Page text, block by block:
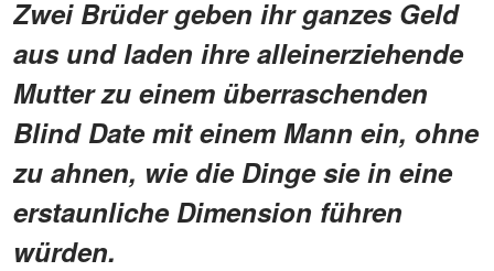
Zwei Brüder geben ihr ganzes Geld
aus und laden ihre alleinerziehende
Mutter zu einem überraschenden
Blind Date mit einem Mann ein, ohne
zu ahnen, wie die Dinge sie in eine
erstaunliche Dimension führen
würden.